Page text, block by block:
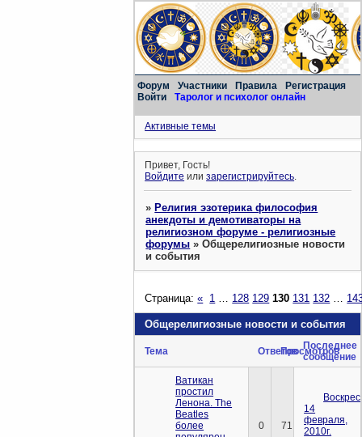
Форум Участники Правила
Регистрация
Войти
Таролог и психолог онлайн
Активные темы
Привет, Гость!
Войдите илизарегистрируйтесь.
»Религия эзотерика философия
анекдоты и демотиваторы на
религиозном форуме - религиозные
форумы »Общерелигиозные новости
и события
Общерелигиозные новости и события
Страница:« 1 128 129 130 131 132
Тема ОтветовПросмотров
Последнее
сообщение
Ватикан
простил
Ленона. The
Beatles
более
0 71
14
февраля,
2010г.